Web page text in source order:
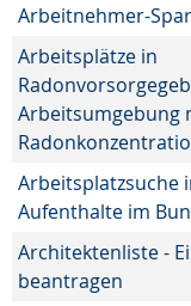
Arbeitnehmer-
Arbeitsplätze in
Arbeitsumgebung
Arbeitsplatzsuche
Aufenthalte im
Architektenliste -
beantragen